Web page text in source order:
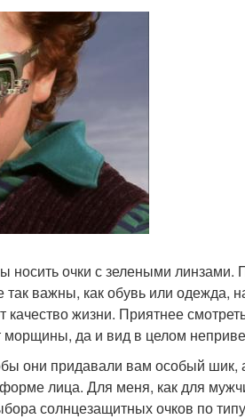
носить очки с зелеными линзами.
так важны, как обувь или одежда,
жизни. Приятнее
да и вид в целом
они придавали вам особый шик,
лица. Для меня, как для
солнцезащитных очков по